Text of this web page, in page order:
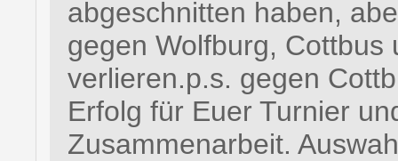
abgeschnitten haben,
gegen Wolfburg,
verlieren.p.s. gegen
Erfolg für Euer Turnier
Zusammenarbeit.